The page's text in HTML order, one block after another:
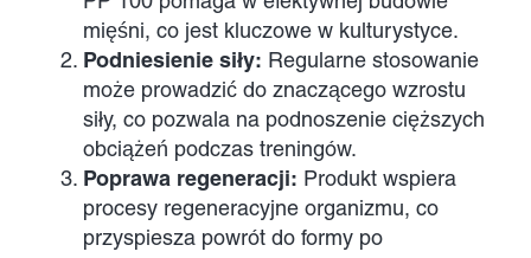
mięśni, co jest kluczowe w kulturystyce.
Podniesienie siły: Regularne stosowanie
może prowadzić do znaczącego wzrostu
siły, co pozwala na podnoszenie cięższych
obciążeń podczas treningów.
Poprawa regeneracji: Produkt wspiera
procesy regeneracyjne organizmu, co
przyspiesza powrót do formy po